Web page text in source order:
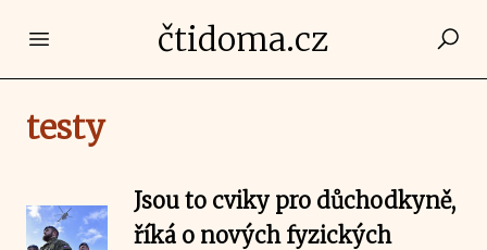
Open main menučtidoma.cz
testy
Jsou to cviky pro důchodkyně,
říká o nových fyzických